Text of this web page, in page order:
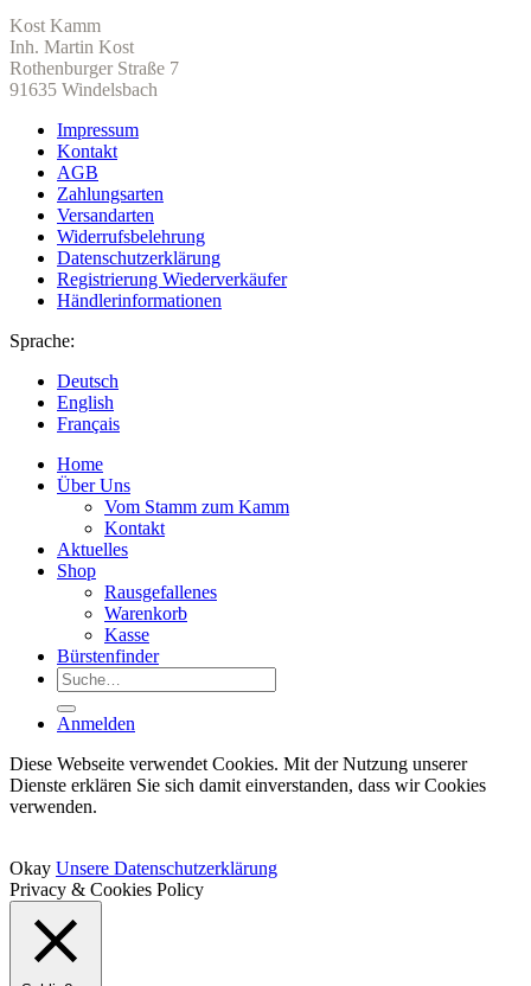
Kost Kamm
Inh. Martin Kost
Rothenburger Straße 7
91635 Windelsbach
Impressum
Kontakt
AGB
Zahlungsarten
Versandarten
Widerrufsbelehrung
Datenschutzerklärung
Registrierung Wiederverkäufer
Händlerinformationen
Sprache:
Deutsch
English
Français
Home
Über Uns
Vom Stamm zum Kamm
Kontakt
Aktuelles
Shop
Rausgefallenes
Warenkorb
Kasse
Bürstenfinder
Suche
nach:
Anmelden
Diese Webseite verwendet Cookies. Mit der Nutzung unserer
Dienste erklären Sie sich damit einverstanden, dass wir Cookies
verwenden.
Okay Unsere Datenschutzerklärung
Privacy & Cookies Policy